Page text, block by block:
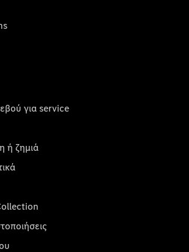
για service
ή ζημιά